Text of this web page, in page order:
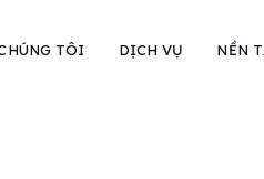
TÔI DỊCH VỤ NỀN